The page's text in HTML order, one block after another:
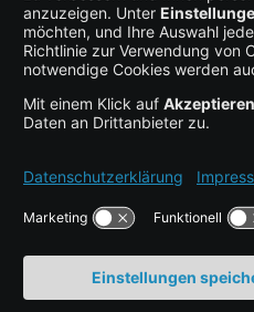
Was zu
Negative
Nicht für jede Marke
Insgesamt bietet Crowdfunding